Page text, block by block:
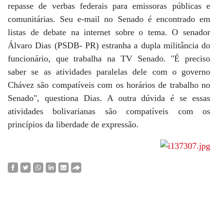
repasse de verbas federais para emissoras públicas e
comunitárias. Seu e-mail no Senado é encontrado em
listas de debate na internet sobre o tema. O senador
Álvaro Dias (PSDB- PR) estranha a dupla militância do
funcionário, que trabalha na TV Senado. "É preciso
saber se as atividades paralelas dele com o governo
Chávez são compatíveis com os horários de trabalho no
Senado", questiona Dias. A outra dúvida é se essas
atividades bolivarianas são compatíveis com os
princípios da liberdade de expressão.